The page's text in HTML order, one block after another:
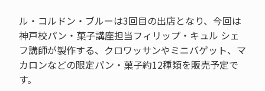
ル・コルドン・ブルーは3回目の出店となり、今回は
神戸校パン・菓子講座担当フィリップ・キュル シェ
フ講師が製作する、クロワッサンやミニバゲット、マ
カロンなどの限定パン・菓子約12種類を販売予定で
す。